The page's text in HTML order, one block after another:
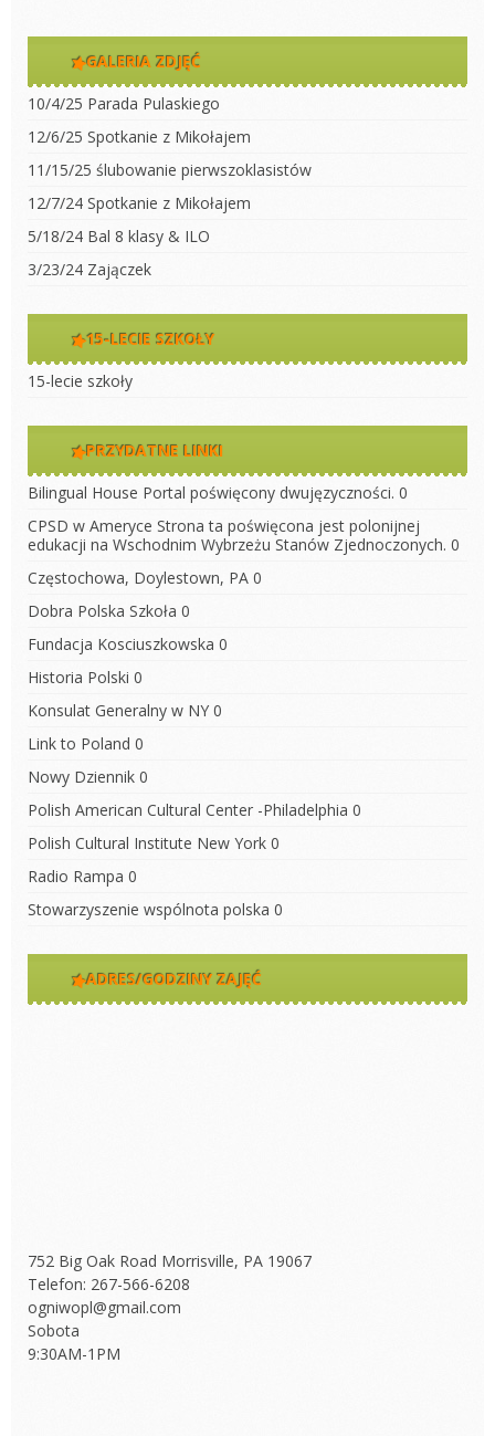
GALERIA ZDJĘĆ
10/4/25 Parada Pulaskiego
12/6/25 Spotkanie z Mikołajem
11/15/25 ślubowanie pierwszoklasistów
12/7/24 Spotkanie z Mikołajem
5/18/24 Bal 8 klasy & ILO
3/23/24 Zajączek
15-LECIE SZKOŁY
15-lecie szkoły
PRZYDATNE LINKI
Bilingual House Portal poświęcony dwujęzyczności. 0
CPSD w Ameryce Strona ta poświęcona jest polonijnej
edukacji na Wschodnim Wybrzeżu Stanów Zjednoczonych. 0
Częstochowa, Doylestown, PA 0
Dobra Polska Szkoła 0
Fundacja Kosciuszkowska 0
Historia Polski 0
Konsulat Generalny w NY 0
Link to Poland 0
Nowy Dziennik 0
Polish American Cultural Center -Philadelphia 0
Polish Cultural Institute New York 0
Radio Rampa 0
Stowarzyszenie wspólnota polska 0
ADRES/GODZINY ZAJĘĆ
752 Big Oak Road Morrisville, PA 19067
Telefon: 267-566-6208
ogniwopl@gmail.com
Sobota
9:30AM-1PM